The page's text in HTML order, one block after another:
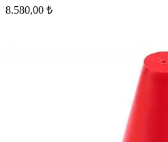
8.580,00 ₺